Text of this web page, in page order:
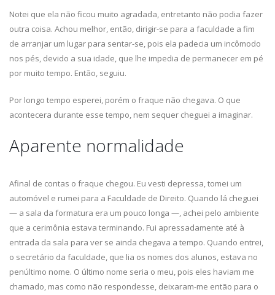
Notei que ela não ficou muito agradada, entretanto não podia fazer
outra coisa. Achou melhor, então, dirigir-se para a faculdade a fim
de arranjar um lugar para sentar-se, pois ela padecia um incômodo
nos pés, devido a sua idade, que lhe impedia de permanecer em pé
por muito tempo. Então, seguiu.
Por longo tempo esperei, porém o fraque não chegava. O que
acontecera durante esse tempo, nem sequer cheguei a imaginar.
Aparente normalidade
Afinal de contas o fraque chegou. Eu vesti depressa, tomei um
automóvel e rumei para a Faculdade de Direito. Quando lá cheguei
— a sala da formatura era um pouco longa —, achei pelo ambiente
que a cerimônia estava terminando. Fui apressadamente até à
entrada da sala para ver se ainda chegava a tempo. Quando entrei,
o secretário da faculdade, que lia os nomes dos alunos, estava no
penúltimo nome. O último nome seria o meu, pois eles haviam me
chamado, mas como não respondesse, deixaram-me então para o